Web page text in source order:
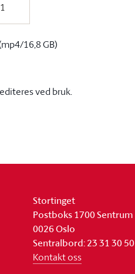
16,8 GB)
ved bruk.
Stortinget
Postboks 1700 Sentrum
0026 Oslo
Sentralbord: 23 31 30 50
Kontakt oss